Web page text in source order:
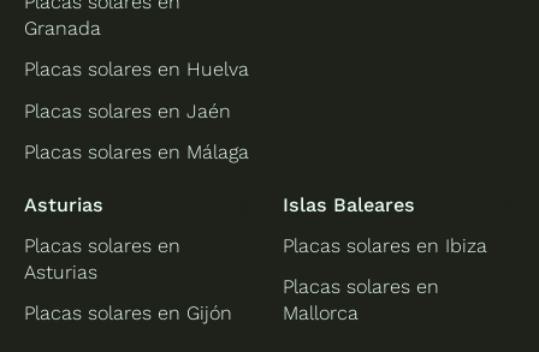
Granada
Placas solares en Huelva
Placas solares en Jaén
Placas solares en Málaga
Asturias
Placas solares en
Asturias
Placas solares en Gijón
Islas Baleares
Placas solares en Ibiza
Placas solares en
Mallorca